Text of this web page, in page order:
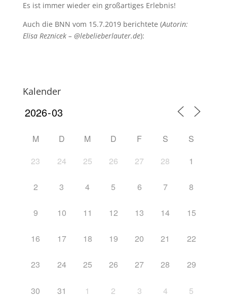
Es ist immer wieder ein großartiges Erlebnis!
Auch die BNN vom 15.7.2019 berichtete (Autorin:
Elisa Reznicek – @lebelieberlauter.de):
Kalender
M D M D F S
S
23
24 25 26 27 28 1
2 3 4 5 6 7 8
9 10 11 12 13 14 15
16 17 18 19 20 21 22
23 24 25 26 27 28 29
30 31 1 2 3 4 5